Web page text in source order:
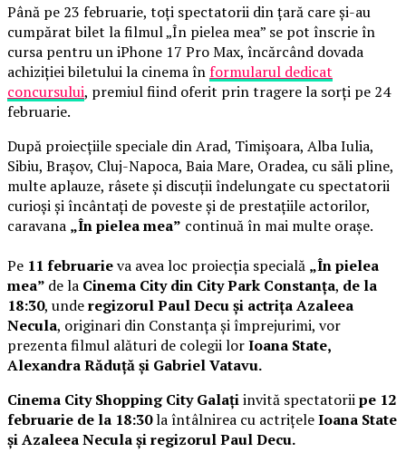
Până pe 23 februarie, toți spectatorii din țară care și-au
cumpărat bilet la filmul „În pielea mea” se pot înscrie în
cursa pentru un iPhone 17 Pro Max, încărcând dovada
achiziției biletului la cinema înformularul dedicat
concursului, premiul fiind oferit prin tragere la sorți pe 24
februarie.
După proiecțiile speciale din Arad, Timișoara, Alba Iulia,
Sibiu, Brașov, Cluj-Napoca, Baia Mare, Oradea, cu săli pline,
multe aplauze, râsete și discuții îndelungate cu spectatorii
curioși și încântați de poveste și de prestațiile actorilor,
caravana „În pielea mea” continuă în mai multe orașe.
Pe 11 februarieva avea loc proiecția specială „În pielea
mea” de la Cinema City din City Park Constanța, de la
18:30, underegizorul Paul Decu și actrița Azaleea
Necula, originari din Constanța și împrejurimi, vor
prezenta filmul alături de colegii lorIoana State,
Alexandra Răduță și Gabriel Vatavu.
Cinema City Shopping City Galațiinvită spectatoriipe 12
februarie de la 18:30la întâlnirea cu actrițeleIoana State
și Azaleea Necula și regizorul Paul Decu.